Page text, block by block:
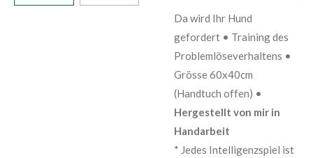
Da wird Ihr Hund
gefordert • Training des
Problemlöseverhaltens •
Grösse 60x40cm
(Handtuch offen) •
Hergestellt von mir in
Handarbeit
* Jedes Intelligenzspiel ist